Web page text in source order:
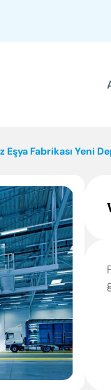
Eşya Fabrikası Yeni